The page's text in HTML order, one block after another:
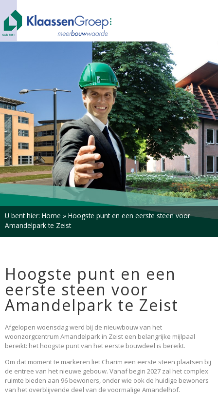
U bent hier: Home » Hoogste punt en een eerste steen voor
Amandelpark te Zeist
Hoogste punt en een
eerste steen voor
Amandelpark te Zeist
Afgelopen woensdag werd bij de nieuwbouw van het
woonzorgcentrum Amandelpark in Zeist een belangrijke mijlpaal
bereikt: het hoogste punt van het eerste bouwdeel is bereikt.
Om dat moment te markeren liet Charim een eerste steen plaatsen bij
de entree van het nieuwe gebouw. Vanaf begin 2027 zal het complex
ruimte bieden aan 96 bewoners, onder wie ook de huidige bewoners
van het overblijvende deel van de voormalige Amandelhof.